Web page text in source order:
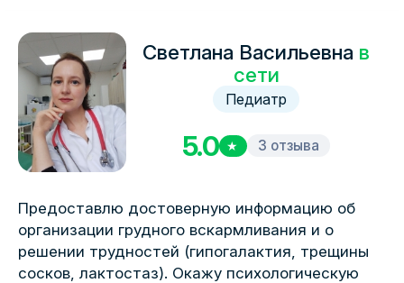
Светлана Васильевна в
сети
Педиатр
5.0 ★ 3 отзыва
Предоставлю достоверную информацию об
организации грудного вскармливания и о
решении трудностей (гипогалактия, трещины
сосков, лактостаз). Окажу психологическую